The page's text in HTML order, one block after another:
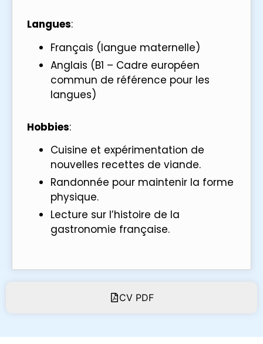
CV PDF
Langues:
Français (langue maternelle)
Anglais (B1 – Cadre européen
commun de référence pour les
langues)
Hobbies:
Cuisine et expérimentation de
nouvelles recettes de viande.
Randonnée pour maintenir la forme
physique.
Lecture sur l’histoire de la
gastronomie française.